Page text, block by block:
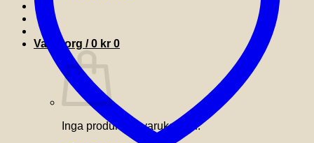
Varukorg /0 kr 0
Inga produkter i varukorgen.